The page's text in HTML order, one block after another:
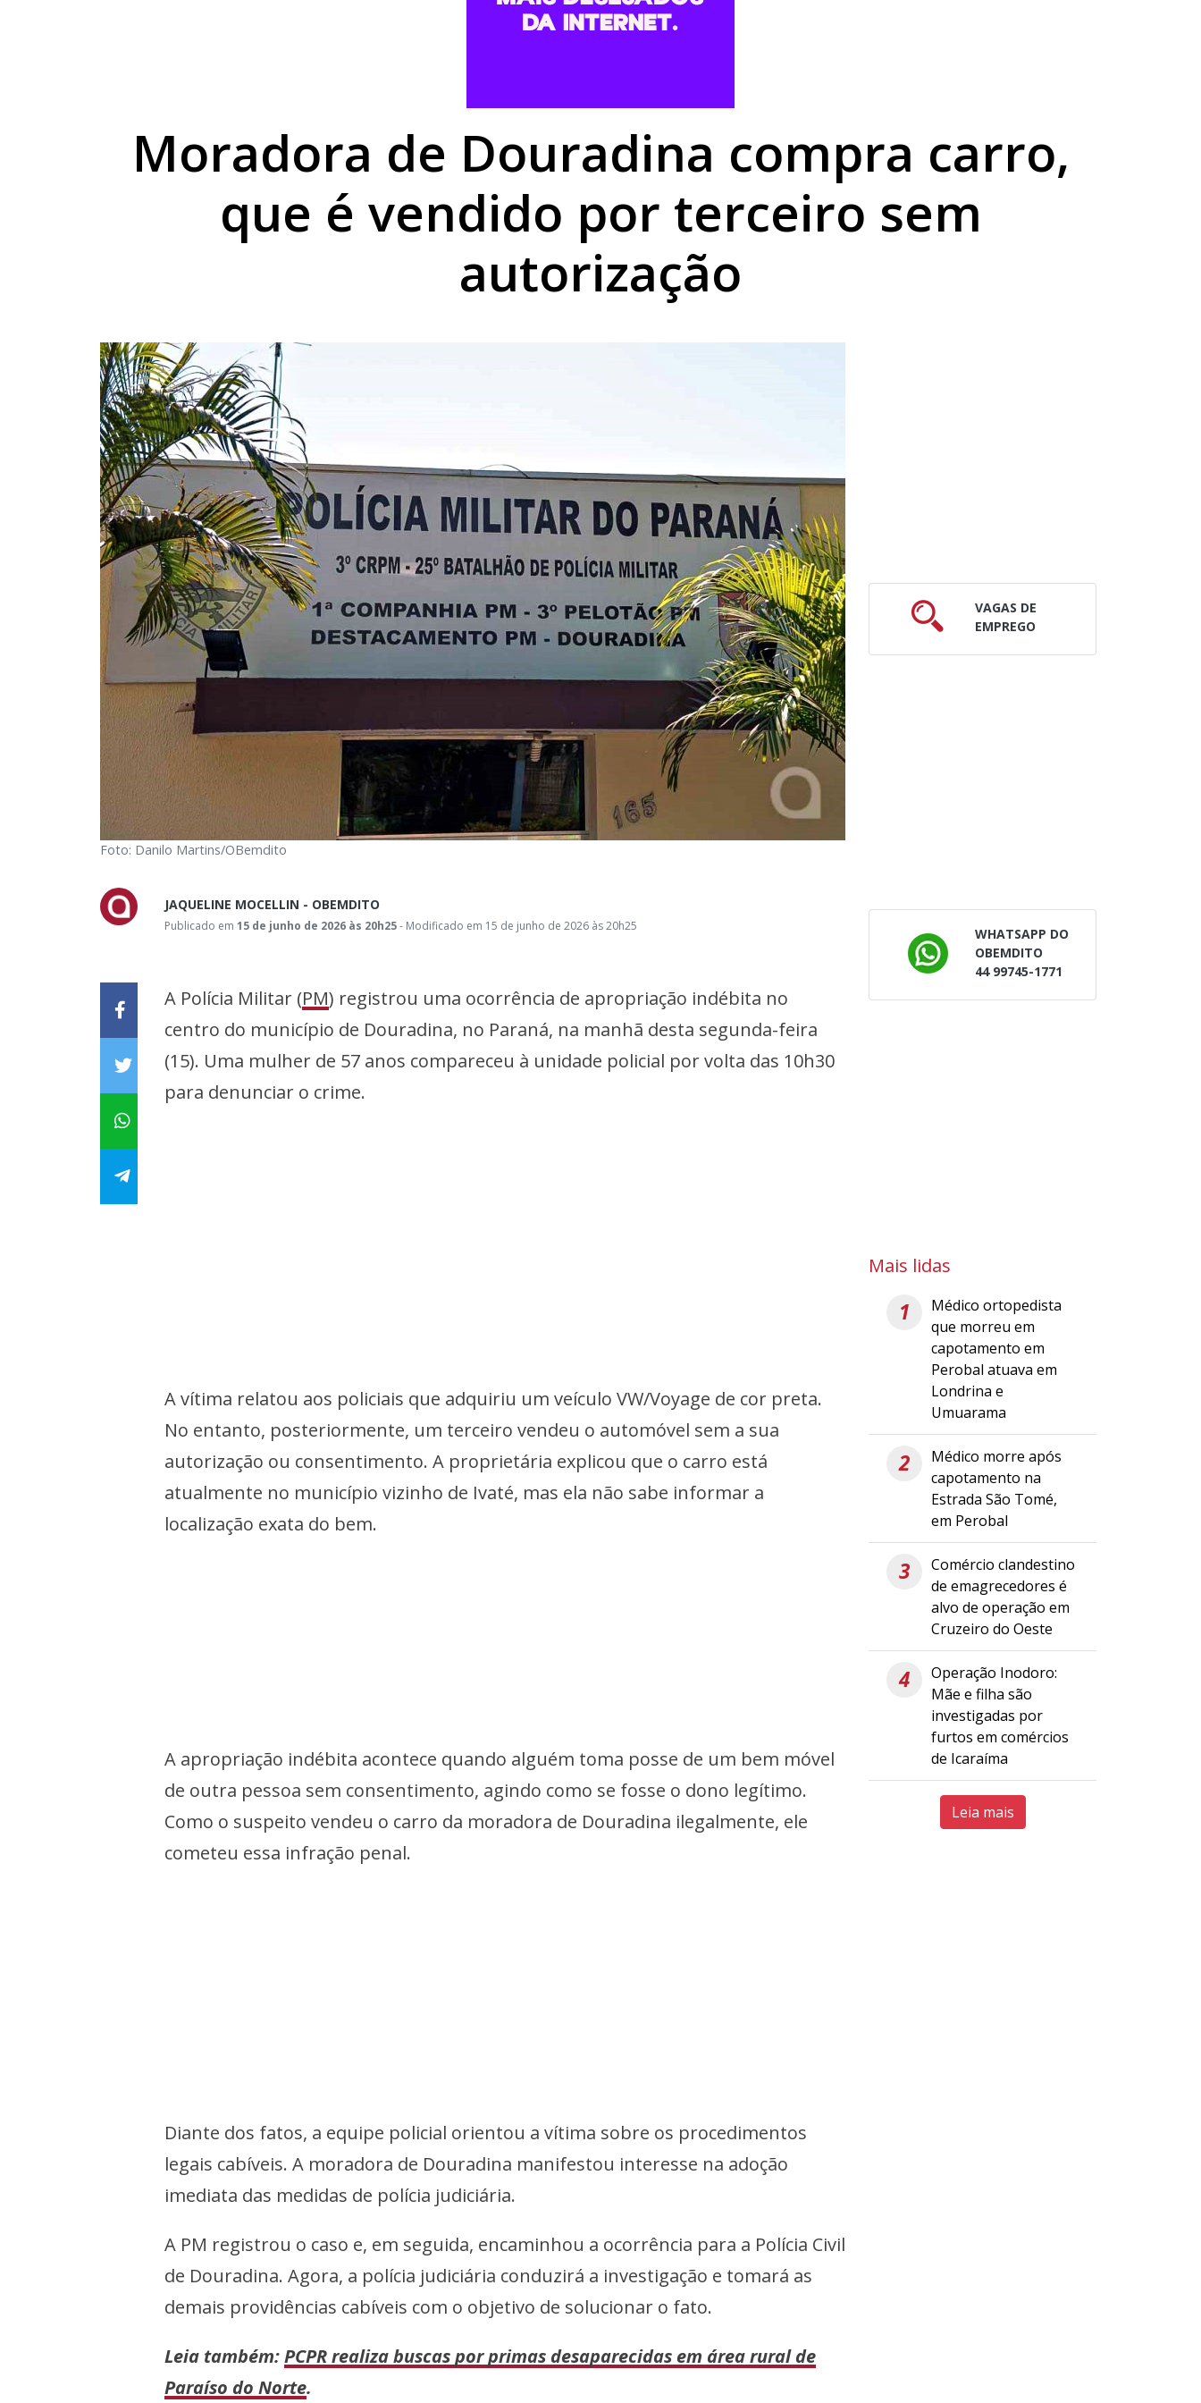
Sicredi reforça compromisso com Goioerê durante a Expo Goio, que começa nesta sexta
Moradora de Douradina compra carro,
que é vendido por terceiro sem
autorização
Foto: Danilo Martins/OBemdito
JAQUELINE MOCELLIN - OBEMDITO
Publicado em15 de junho de 2026 às 20h25- Modificado em 15 de junho de 2026 às 20h25
A Polícia Militar (PM) registrou uma ocorrência de apropriação indébita no
centro do município de Douradina, no Paraná, na manhã desta segunda-feira
(15). Uma mulher de 57 anos compareceu à unidade policial por volta das 10h30
para denunciar o crime.
A vítima relatou aos policiais que adquiriu um veículo VW/Voyage de cor preta.
No entanto, posteriormente, um terceiro vendeu o automóvel sem a sua
autorização ou consentimento. A proprietária explicou que o carro está
atualmente no município vizinho de Ivaté, mas ela não sabe informar a
localização exata do bem.
A apropriação indébita acontece quando alguém toma posse de um bem móvel
de outra pessoa sem consentimento, agindo como se fosse o dono legítimo.
Como o suspeito vendeu o carro da moradora de Douradina ilegalmente, ele
cometeu essa infração penal.
Diante dos fatos, a equipe policial orientou a vítima sobre os procedimentos
legais cabíveis. A moradora de Douradina manifestou interesse na adoção
imediata das medidas de polícia judiciária.
A PM registrou o caso e, em seguida, encaminhou a ocorrência para a Polícia Civil
de Douradina. Agora, a polícia judiciária conduzirá a investigação e tomará as
demais providências cabíveis com o objetivo de solucionar o fato.
Leia também:PCPR realiza buscas por primas desaparecidas em área rural de
Paraíso do Norte.
VAGAS DE
EMPREGO
WHATSAPP DO
OBEMDITO
44 99745-1771
Mais lidas
1
Médico ortopedista
que morreu em
capotamento em
Perobal atuava em
Londrina e
Umuarama
2
Médico morre após
capotamento na
Estrada São Tomé,
em Perobal
3
Comércio clandestino
de emagrecedores é
alvo de operação em
Cruzeiro do Oeste
4
Operação Inodoro:
Mãe e filha são
investigadas por
furtos em comércios
de Icaraíma
Leia mais